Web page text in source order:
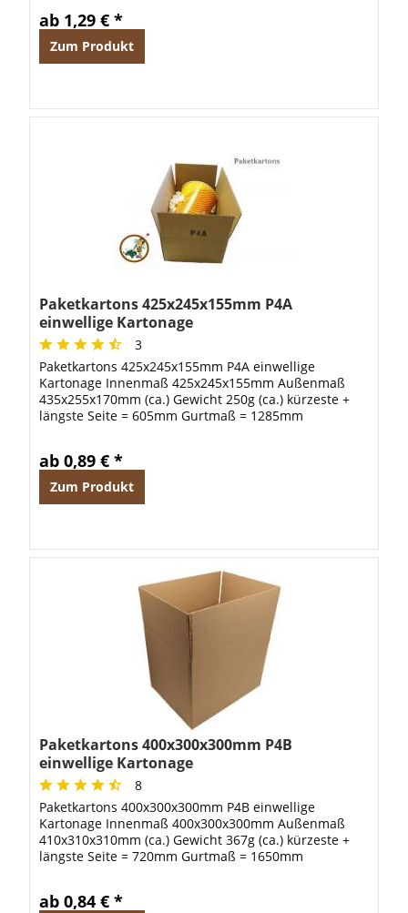
ab 1,29 € *
Zum Produkt
Paketkartons 425x245x155mm P4A
einwellige Kartonage
3
Paketkartons 425x245x155mm P4A einwellige
Kartonage Innenmaß 425x245x155mm Außenmaß
435x255x170mm (ca.) Gewicht 250g (ca.) kürzeste +
längste Seite = 605mm Gurtmaß = 1285mm
ab 0,89 € *
Zum Produkt
Paketkartons 400x300x300mm P4B
einwellige Kartonage
8
Paketkartons 400x300x300mm P4B einwellige
Kartonage Innenmaß 400x300x300mm Außenmaß
410x310x310mm (ca.) Gewicht 367g (ca.) kürzeste +
längste Seite = 720mm Gurtmaß = 1650mm
ab 0,84 € *